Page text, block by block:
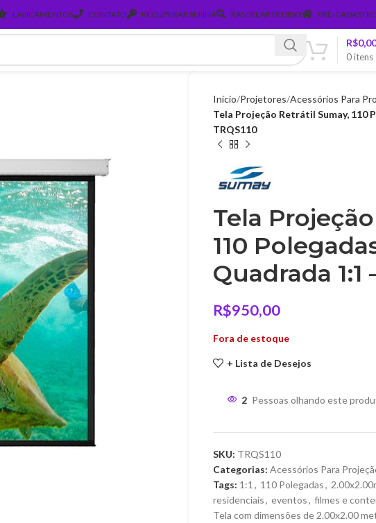
LANCAMENTOS CONTATO RECUPERAR SENHA RASTREAR PEDIDO PRÉ-
0itens
R$0,00
Início Projetores Acessórios Para
Tela Projeção Retrátil Sumay, 110
TRQS110
Tela
110
Quadrada 1:1
R$950,00
Fora de estoque
+ Lista de Desejos
2 Pessoas olhando este
SKU: TRQS110
Categorias: Acessórios Para
Tags: 1:1 , 110 Polegadas,
residenciais, eventos, filmes e
Tela com dimensões de 2.00x2.00